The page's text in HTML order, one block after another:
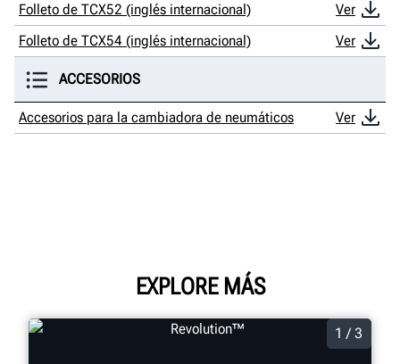
Folleto de TCX52 (inglés internacional)
Ver
Folleto de TCX54 (inglés internacional)
Ver
ACCESORIOS
Accesorios para la cambiadora de neumáticos Ver
EXPLORE MÁS
1 / 3